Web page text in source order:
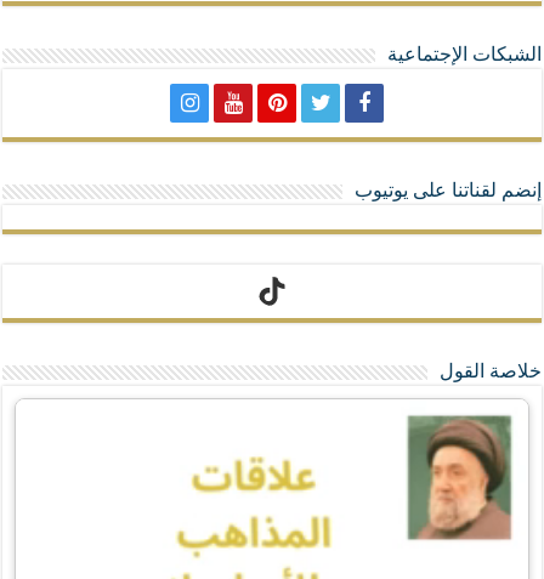
الشبكات الإجتماعية
إنضم لقناتنا على يوتيوب
تيك توك
خلاصة القول